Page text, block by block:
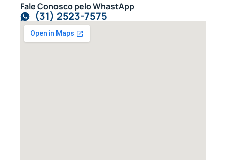
Fale Conosco pelo WhastApp
(31) 2523-7575